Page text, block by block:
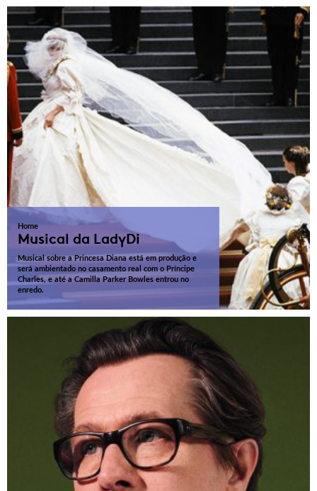
Home
Musical da LadyDi
Musical sobre a Princesa Diana está em produção e
será ambientado no casamento real com o Príncipe
Charles, e até a Camilla Parker Bowles entrou no
enredo.